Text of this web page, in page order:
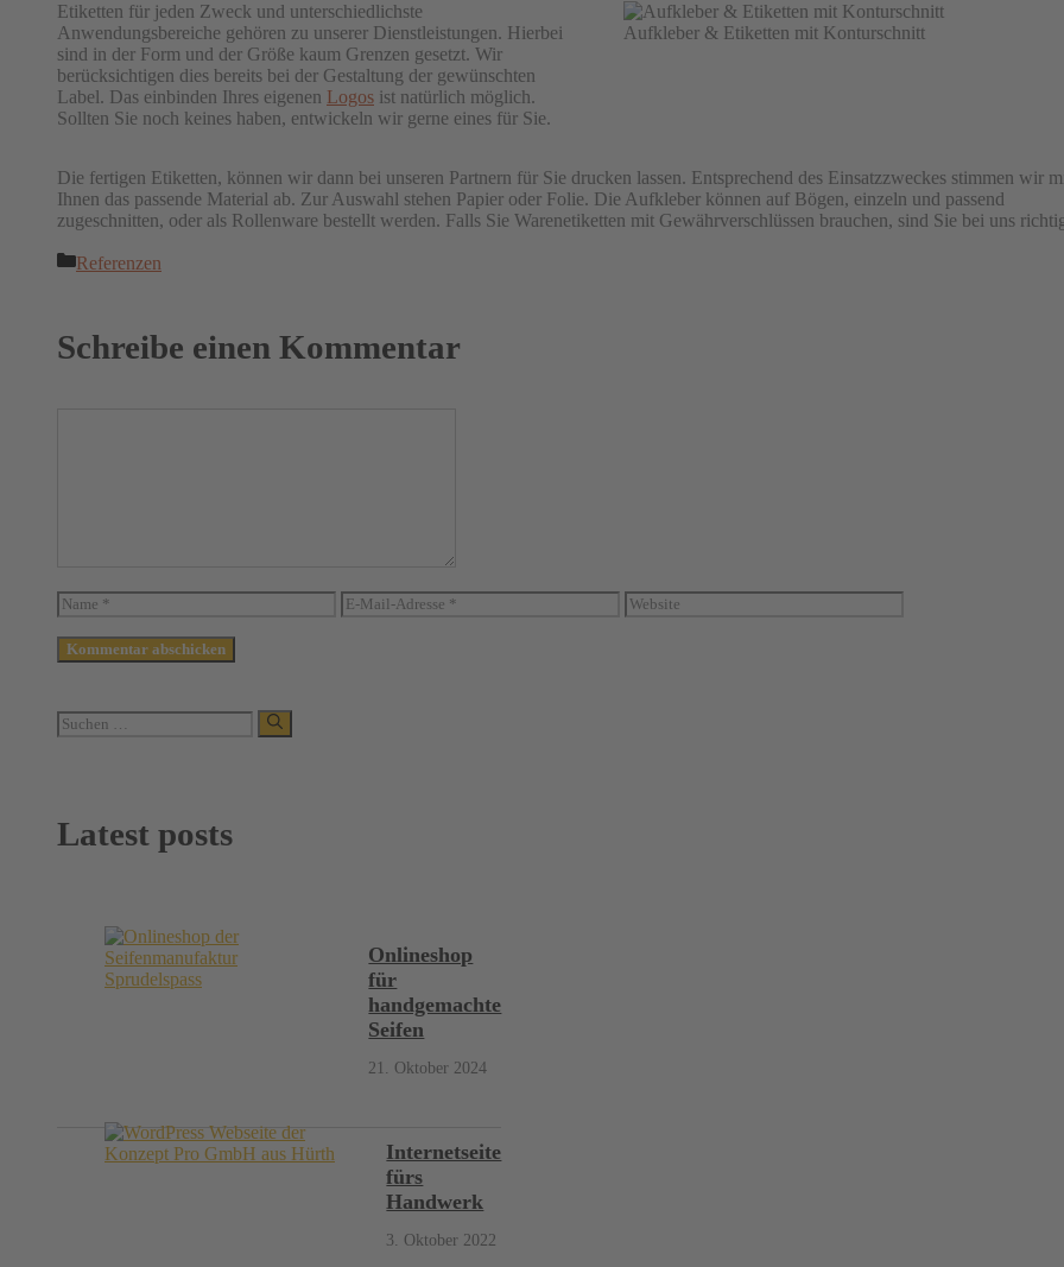
Etiketten für jeden Zweck und unterschiedlichste
Anwendungsbereiche gehören zu unserer Dienstleistungen. Hierbei
sind in der Form und der Größe kaum Grenzen gesetzt. Wir
berücksichtigen dies bereits bei der Gestaltung der gewünschten
Label. Das einbinden Ihres eigenen Logos ist natürlich möglich.
Sollten Sie noch keines haben, entwickeln wir gerne eines für Sie.
Aufkleber & Etiketten mit Konturschnitt
Die fertigen Etiketten, können wir dann bei unseren Partnern für Sie drucken lassen. Entsprechend des Einsatzzweckes stimmen wir
Ihnen das passende Material ab. Zur Auswahl stehen Papier oder Folie. Die Aufkleber können auf Bögen, einzeln und passend
zugeschnitten, oder als Rollenware bestellt werden. Falls Sie Warenetiketten mit Gewährverschlüssen brauchen, sind Sie bei uns
Kategorien
Referenzen
Schreibe einen Kommentar
Name
E-
Mail-
Website
Suchen
nach:
Latest posts
Onlineshop
für
handgemachte
Seifen
21. Oktober 2024
Internetseite
fürs
Handwerk
3. Oktober 2022